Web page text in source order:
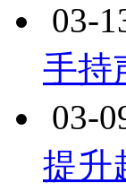
03-
手持
03-
提升